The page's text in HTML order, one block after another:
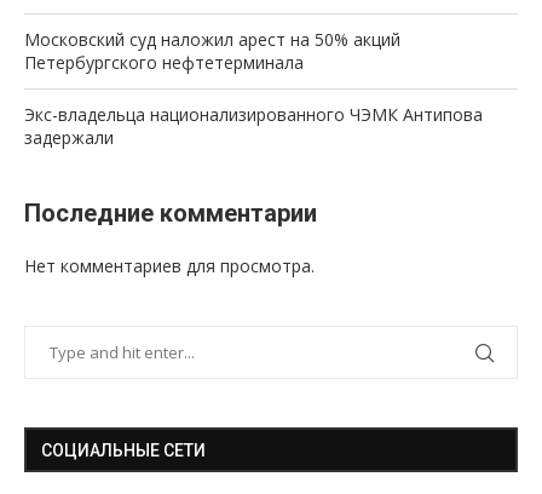
Московский суд наложил арест на 50% акций
Петербургского нефтетерминала
Экс-владельца национализированного ЧЭМК Антипова
задержали
Последние комментарии
Нет комментариев для просмотра.
СОЦИАЛЬНЫЕ СЕТИ